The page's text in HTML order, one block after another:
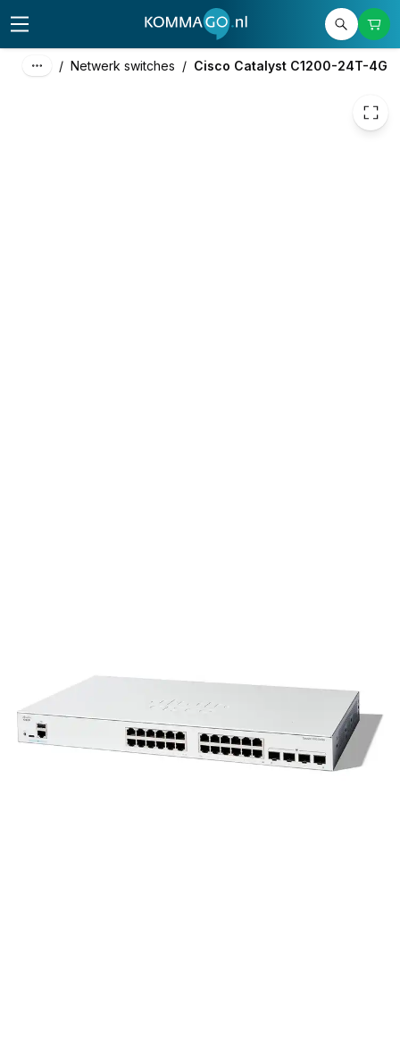
/ Netwerk switches / Cisco Catalyst C1200-24T-4G
excl. btw